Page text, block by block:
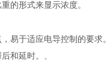
的形式来显示浓度。
易于适应电导控制的要求。
和延时。、